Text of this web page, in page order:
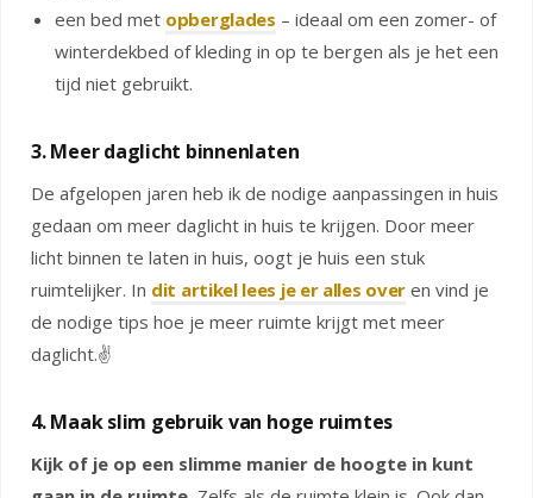
een bed met opberglades – ideaal om een zomer- of
winterdekbed of kleding in op te bergen als je het een
tijd niet gebruikt.
3. Meer daglicht binnenlaten
De afgelopen jaren heb ik de nodige aanpassingen in huis
gedaan om meer daglicht in huis te krijgen. Door meer
licht binnen te laten in huis, oogt je huis een stuk
ruimtelijker. In dit artikel lees je er alles over en vind je
de nodige tips hoe je meer ruimte krijgt met meer
daglicht.✌️
4. Maak slim gebruik van hoge ruimtes
Kijk of je op een slimme manier de hoogte in kunt